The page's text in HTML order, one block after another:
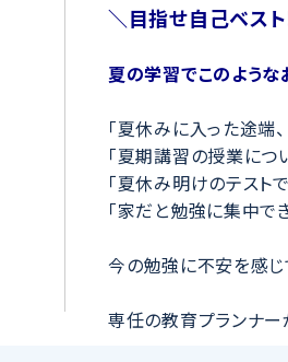
＼目指せ自己ベスト
夏の学習でこのような
「夏休みに入った途端
「夏期講習の授業につ
「夏休み明けのテスト
「家だと勉強に集中で
今の勉強に不安を感じ
専任の教育プランナ